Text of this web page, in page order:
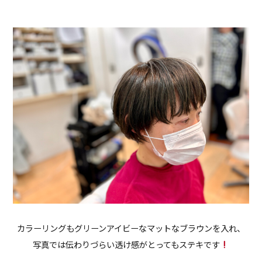
カラーリングもグリーンアイビーなマットなブラウンを入れ、
写真では伝わりづらい透け感がとってもステキです